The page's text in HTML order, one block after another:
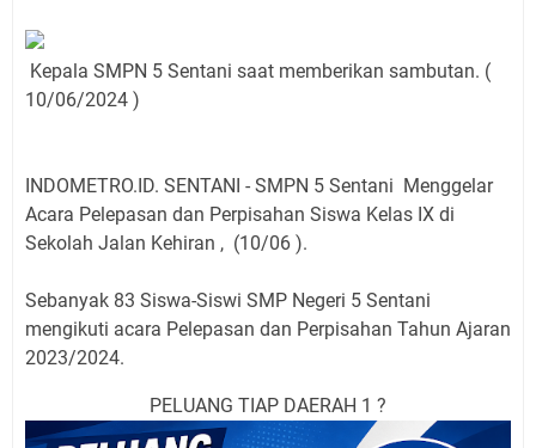
Kepala SMPN 5 Sentani saat memberikan sambutan. (
10/06/2024 )
INDOMETRO.ID. SENTANI - SMPN 5 Sentani Menggelar
Acara Pelepasan dan Perpisahan Siswa Kelas IX di
Sekolah Jalan Kehiran , (10/06 ).
Sebanyak 83 Siswa-Siswi SMP Negeri 5 Sentani
mengikuti acara Pelepasan dan Perpisahan Tahun Ajaran
2023/2024.
PELUANG TIAP DAERAH 1 ?